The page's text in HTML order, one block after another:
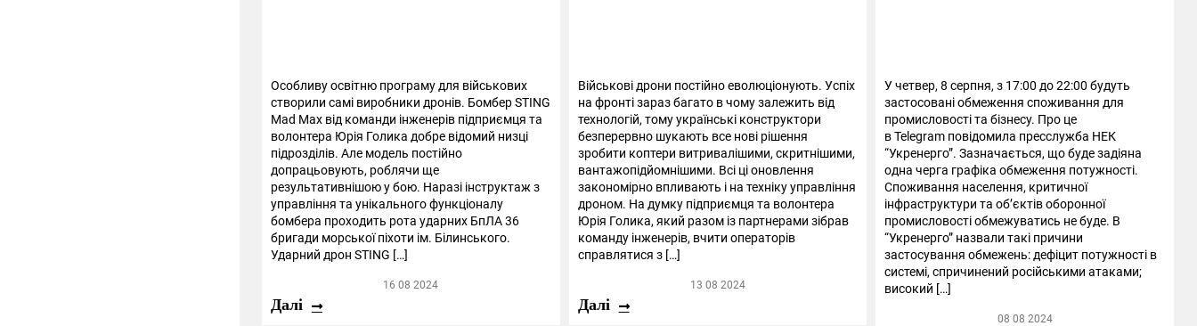
Особливу освітню програму для військових
створили самі виробники дронів. Бомбер STING
Mad Max від команди інженерів підприємця та
волонтера Юрія Голика добре відомий низці
підрозділів. Але модель постійно
допрацьовують, роблячи ще
результативнішою у бою. Наразі інструктаж з
управління та унікального функціоналу
бомбера проходить рота ударних БпЛА 36
бригади морської піхоти ім. Білинського.
Ударний дрон STING […]
16 08 2024
Далі
Військові дрони постійно еволюціонують. Успіх
на фронті зараз багато в чому залежить від
технологій, тому українські конструктори
безперервно шукають все нові рішення
зробити коптери витривалішими, скритнішими,
вантажопідйомнішими. Всі ці оновлення
закономірно впливають і на техніку управління
дроном. На думку підприємця та волонтера
Юрія Голика, який разом із партнерами зібрав
команду інженерів, вчити операторів
справлятися з […]
13 08 2024
Далі
У четвер, 8 серпня, з 17:00 до 22:00 будуть
застосовані обмеження споживання для
промисловості та бізнесу. Про це
в Telegram повідомила пресслужба НЕК
“Укренерго”. Зазначається, що буде задіяна
одна черга графіка обмеження потужності.
Споживання населення, критичної
інфраструктури та об’єктів оборонної
промисловості обмежуватись не буде. В
“Укренерго” назвали такі причини
застосування обмежень: дефіцит потужності в
системі, спричинений російськими атаками;
високий […]
08 08 2024